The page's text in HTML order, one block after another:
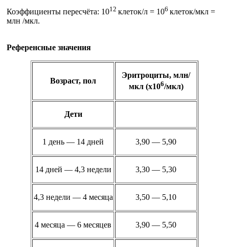
Коэффициенты пересчёта: 1012 клеток/л = 106 клеток/мкл =
млн /мкл.
Референсные значения
Возраст, пол
Эритроциты, млн/
мкл (х106/мкл)
Дети
1 день — 14 дней 3,90 — 5,90
14 дней — 4,3 недели 3,30 — 5,30
4,3 недели — 4 месяца 3,50 — 5,10
4 месяца — 6 месяцев 3,90 — 5,50